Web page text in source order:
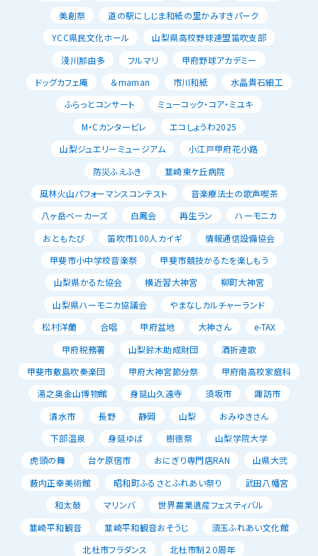
美創祭
道の駅にしじま和紙の里かみすきパーク
YCC県民文化ホール
山梨県高校野球連盟笛吹支部
淺川那由多
フルマリ
甲府野球アカデミー
ドッグカフェ庵
＆maman 市川和紙
水晶貴石細工
ふらっとコンサート
ミューコック・コア・ミユキ
M・Cカンタービレ
エコしょうわ2025
山梨ジュエリーミュージアム
小江戸甲府花小路
防災ふえふき
韮崎東ケ丘病院
風林火山パフォーマンスコンテスト
音楽療法士の歌声喫茶
八ヶ岳ベーカーズ
白鳳会 再生ラン
ハーモニカ
おともたび
笛吹市100人カイギ
情報通信設備協会
甲斐市小中学校音楽祭
甲斐市競技かるたを楽しもう
山梨県かるた協会
横近習大神宮
柳町大神宮
山梨県ハーモニカ協議会
やまなしカルチャーランド
松村洋蘭
合唱 甲府盆地 大神さん
e-TAX
甲府税務署
山梨鈴木助成財団
酒折連歌
甲斐市敷島吹奏楽団
甲府大神宮節分祭
甲府南高校家庭科
湯之奥金山博物館
身延山久遠寺 須坂市
諏訪市
清水市
長野 静岡 山梨
おみゆきさん
下部温泉
身延ゆば 樹徳祭
山梨学院大学
虎頭の舞
台ケ原宿市 おにぎり専門店RAN
山県大弐
薮内正幸美術館
昭和町ふるさとふれあい祭り
武田八幡宮
和太鼓
マリンバ
世界農業遺産フェスティバル
韮崎平和観音
韮崎平和観音おそうじ
須玉ふれあい文化館
北杜市フラダンス
北杜市制２０周年